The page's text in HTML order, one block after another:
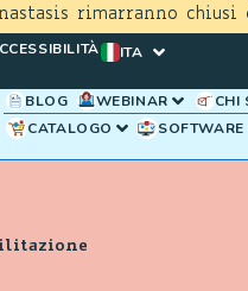
rimarranno chiusi
ITA
BLOG WEBINAR CHI
CATALOGO